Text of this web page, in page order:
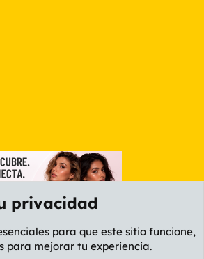
privacidad
para que este sitio funcione,
para mejorar tu experiencia.